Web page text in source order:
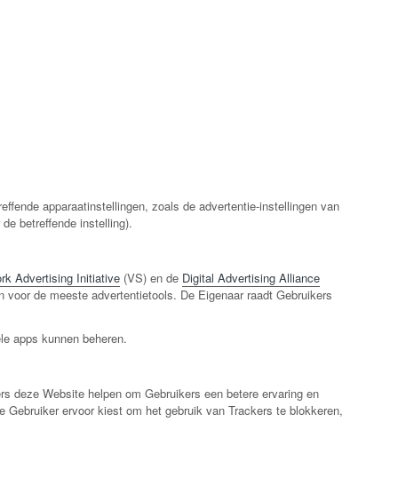
apparaatinstellingen, zoals de advertentie-instellingen van
betreffende instelling).
Advertising Initiative (VS) en de Digital Advertising Alliance
de meeste advertentietools. De Eigenaar raadt Gebruikers
apps kunnen beheren.
deze Website helpen om Gebruikers een betere ervaring en
ervoor kiest om het gebruik van Trackers te blokkeren,